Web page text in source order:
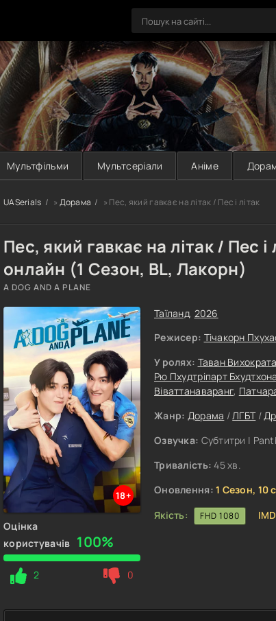
Мультфільми Мультсеріали Аніме
UASerials » Дорама » Пес, який гавкає на літак / Пес і літак
Пес, який гавкає на літак / Пес і
онлайн (1 Сезон, BL, Лакорн)
A DOG AND A PLANE
18+
Оцінка
користувачів 100%
2 0
Таїланд, 2026
Режисер: Тічакорн
У ролях: Таван
Рю Пхудтріпарт
Віваттанаваранг,
Жанр: Дорама /ЛГБТ/
Озвучка: Субтитри |
Тривалість: 45 хв.
Оновлення: 1 Сезон, 10
Якість:
FHD 1080